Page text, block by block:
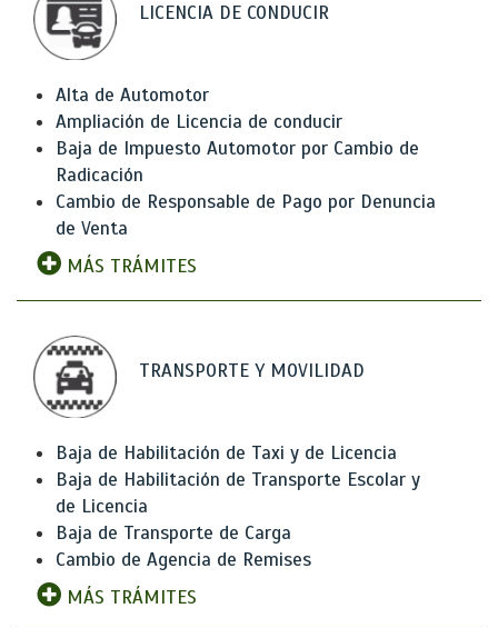
LICENCIA DE CONDUCIR
Alta de Automotor
Ampliación de Licencia de conducir
Baja de Impuesto Automotor por Cambio de
Radicación
Cambio de Responsable de Pago por Denuncia
de Venta
MÁS TRÁMITES
TRANSPORTE Y MOVILIDAD
Baja de Habilitación de Taxi y de Licencia
Baja de Habilitación de Transporte Escolar y
de Licencia
Baja de Transporte de Carga
Cambio de Agencia de Remises
MÁS TRÁMITES